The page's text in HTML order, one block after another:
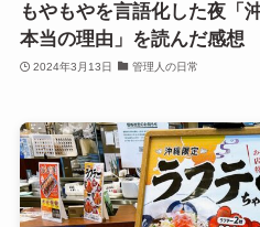
もやもやを言語化した夜「
本当の理由」を読んだ感想
2024年3月13日 管理人の日常